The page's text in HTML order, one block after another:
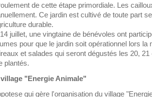
de cette étape primordiale. Les
Ce jardin est cultivé de toute part
durable.
juillet, une vingtaine de bénévoles ont
pour que le jardin soit opérationnel lors la
et salades qui seront dégustés les 20, 21
plantés.
"Energie Animale"
qui gère l'organisation du village